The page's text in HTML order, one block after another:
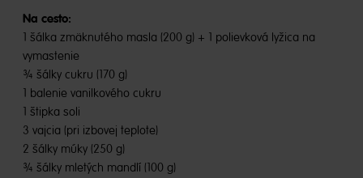
Na cesto:
1 šálka zmäknutého masla (200 g) + 1 polievková lyžica na
vymastenie
¾ šálky cukru (170 g)
1 balenie vanilkového cukru
1 štipka soli
3 vajcia (pri izbovej teplote)
2 šálky múky (250 g)
¾ šálky mletých mandlí (100 g)